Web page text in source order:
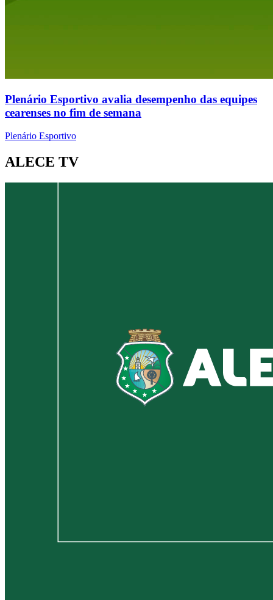
Plenário Esportivo avalia desempenho das equipes
cearenses no fim de semana
Plenário Esportivo
ALECE TV